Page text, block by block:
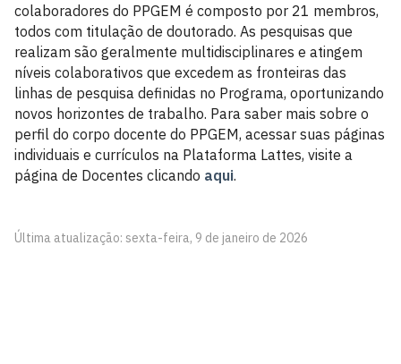
colaboradores do PPGEM é composto por 21 membros,
todos com titulação de doutorado. As pesquisas que
realizam são geralmente multidisciplinares e atingem
níveis colaborativos que excedem as fronteiras das
linhas de pesquisa definidas no Programa, oportunizando
novos horizontes de trabalho. Para saber mais sobre o
perfil do corpo docente do PPGEM, acessar suas páginas
individuais e currículos na Plataforma Lattes, visite a
página de Docentes clicando aqui.
Última atualização: sexta-feira, 9 de janeiro de 2026